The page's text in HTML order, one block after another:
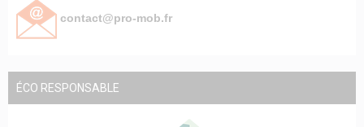
contact@pro-mob.fr
ÉCO RESPONSABLE